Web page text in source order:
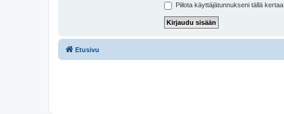
Piilota käyttäjätunnukseni tällä kertaa
Etusivu